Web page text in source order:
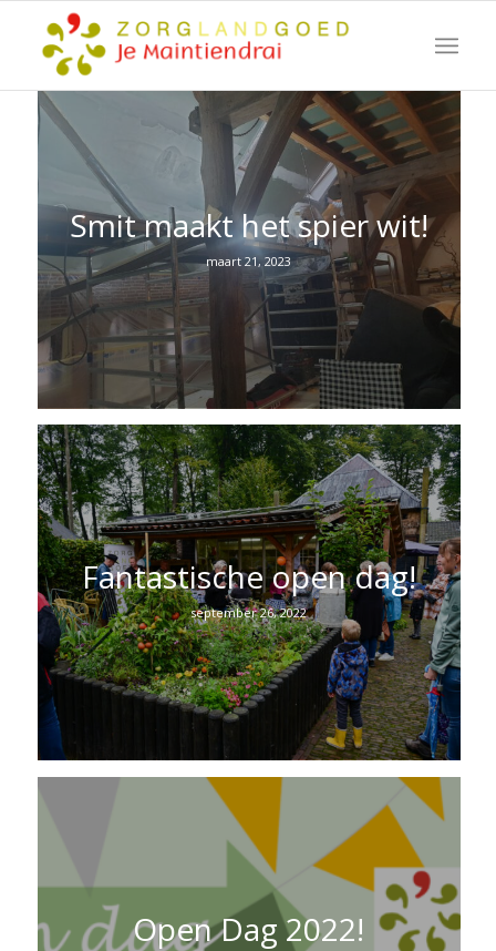
Smit maakt het spier wit!
maart 21, 2023
Fantastische open dag!
september 26, 2022
Open Dag 2022!